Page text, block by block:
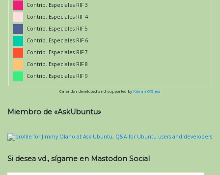
Contrib. Especiales RIF 3
Contrib. Especiales RIF 4
Contrib. Especiales RIF 5
Contrib. Especiales RIF 6
Contrib. Especiales RIF 7
Contrib. Especiales RIF 8
Contrib. Especiales RIF 9
Calendar developed and supported by Kieran O'Shea
Miembro de «AskUbuntu»
Si desea vd., sígame en Mastodon Social